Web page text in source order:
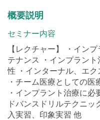
概要説明
セミナー内容
【レクチャー】 ・イン
テナンス ・インプラン
性 ・インターナル、エ
・チーム医療としての
・インプラント治療に
ドバンスドリルテクニ
入実習、印象実習 他